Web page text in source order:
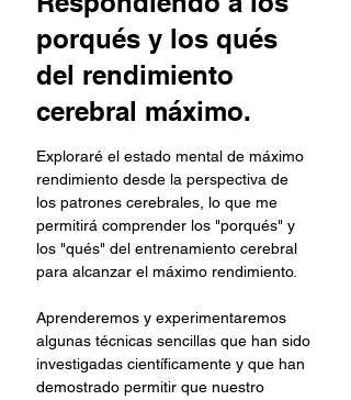
porqués y los qués
del rendimiento
cerebral máximo.
Exploraré el estado mental de máximo
rendimiento desde la perspectiva de
los patrones cerebrales, lo que me
permitirá comprender los "porqués" y
los "qués" del entrenamiento cerebral
para alcanzar el máximo rendimiento.
Aprenderemos y experimentaremos
algunas técnicas sencillas que han sido
investigadas científicamente y que han
demostrado permitir que nuestro